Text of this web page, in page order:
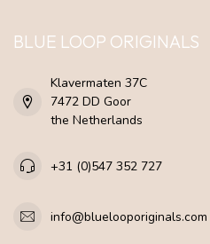
BLUE LOOP ORIGINALS
Klavermaten 37C
7472 DD Goor
the Netherlands
+31 (0)547 352 727
info@bluelooporiginals.com